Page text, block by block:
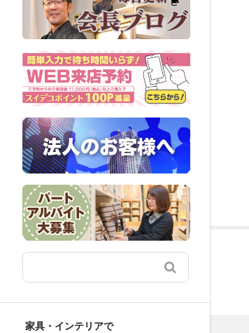
家具・インテリアで